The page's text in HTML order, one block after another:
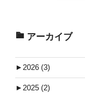
アーカイブ
► 2026 (3)
► 2025 (2)